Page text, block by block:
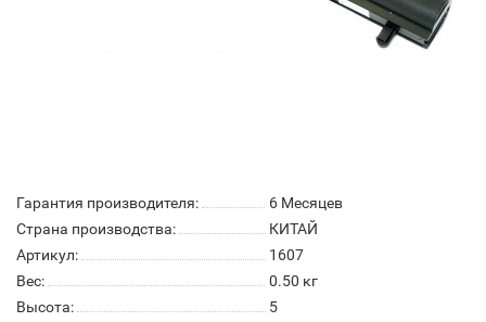
Гарантия производителя:
6 Месяцев
Страна производства:
КИТАЙ
Артикул:
1607
Вес:
0.50 кг
Высота:
5